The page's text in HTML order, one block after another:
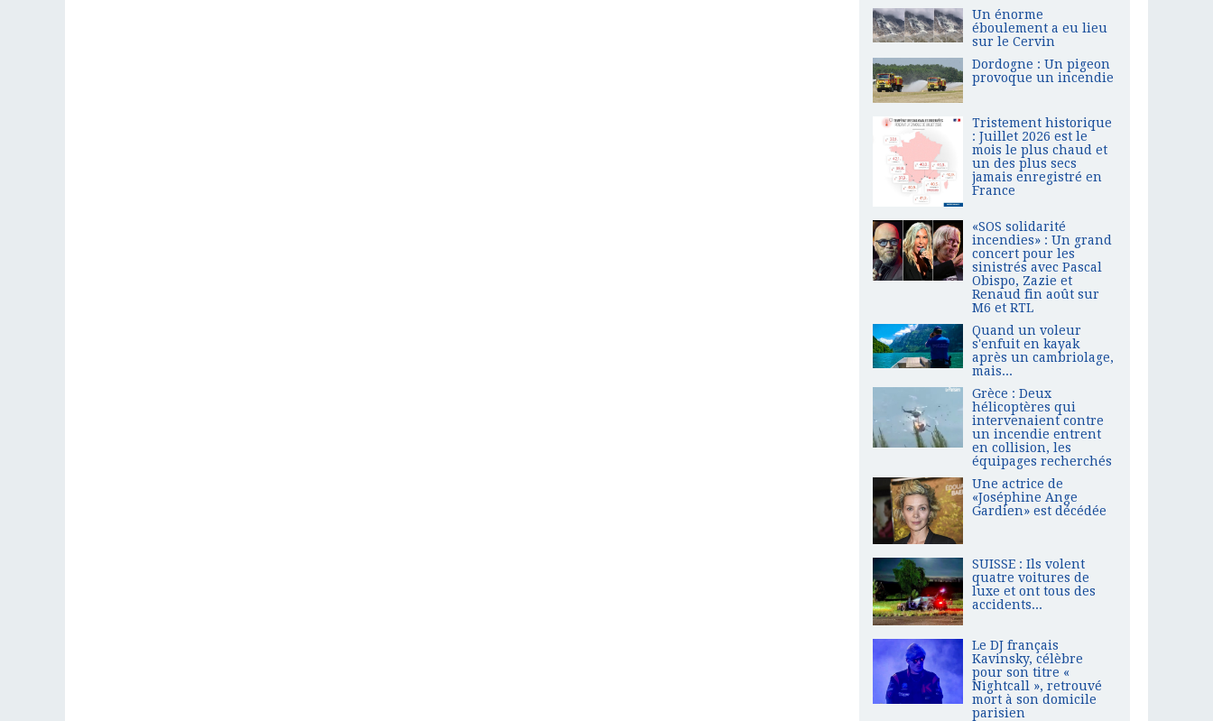
Un énorme
éboulement a eu lieu
sur le Cervin
Dordogne : Un pigeon
provoque un incendie
Tristement historique
: Juillet 2026 est le
mois le plus chaud et
un des plus secs
jamais enregistré en
France
«SOS solidarité
incendies» : Un grand
concert pour les
sinistrés avec Pascal
Obispo, Zazie et
Renaud fin août sur
M6 et RTL
Quand un voleur
s'enfuit en kayak
après un cambriolage,
mais...
Grèce : Deux
hélicoptères qui
intervenaient contre
un incendie entrent
en collision, les
équipages recherchés
Une actrice de
«Joséphine Ange
Gardien» est décédée
SUISSE : Ils volent
quatre voitures de
luxe et ont tous des
accidents...
Le DJ français
Kavinsky, célèbre
pour son titre «
Nightcall », retrouvé
mort à son domicile
parisien